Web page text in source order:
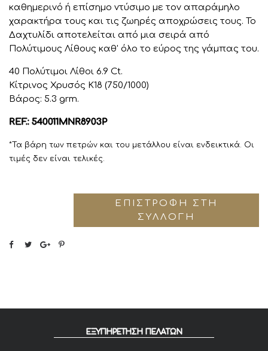
καθημερινό ή επίσημο ντύσιμο με τον απαράμηλο
χαρακτήρα τους και τις ζωηρές αποχρώσεις τους. Το
Δαχτυλίδι αποτελείται από μια σειρά από
Πολύτιμους Λίθους καθ' όλο το εύρος της γάμπας του.
40 Πολύτιμοι Λίθοι 6.9 Ct.
Κίτρινος Χρυσός K18 (750/1000)
Βάρος: 5.3 grm.
REF.: 540011MNR8903P
*Τα βάρη των πετρών και του μετάλλου είναι ενδεικτικά. Οι
τιμές δεν είναι τελικές.
ΕΠΙΣΤΡΟΦΉ ΣΤΗ
ΣΥΛΛΟΓΉ
ΕΞΥΠΗΡΕΤΗΣΗ ΠΕΛΑΤΩΝ